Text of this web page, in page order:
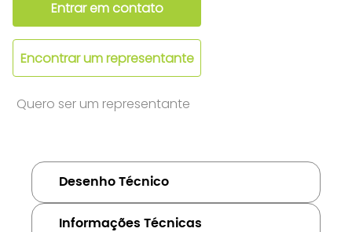
Entrar em contato
Encontrar um representante
Quero ser um representante
Desenho Técnico
Informações Técnicas